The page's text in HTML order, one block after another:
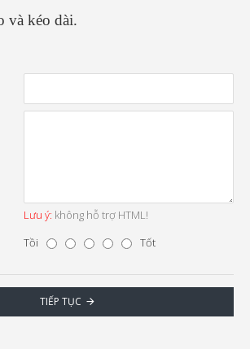
và kéo dài.
Lưu ý: không hỗ trợ HTML!
Tồi Tốt
TIẾP TỤC